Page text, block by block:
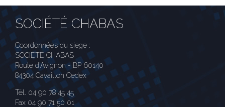
SOCIÉTÉ CHABAS
Coordonnées du siege :
SOCIÉTÉ CHABAS
Route d'Avignon - BP 60140
84304 Cavaillon Cedex
Tél. 04 90 78 45 45
Fax 04 90 71 50 01